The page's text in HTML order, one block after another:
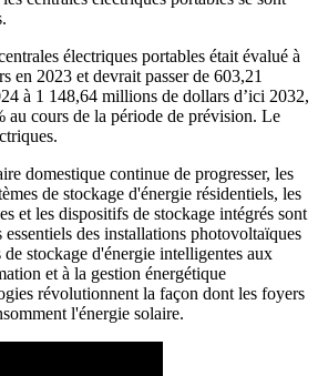
électriques portables était évalué à
en 2023 et devrait passer de 603,21
à 1 148,64 millions de dollars d’ici 2032,
cours de la période de prévision. Le
domestique continue de progresser, les
de stockage d'énergie résidentiels, les
et les dispositifs de stockage intégrés sont
essentiels des installations photovoltaïques
stockage d'énergie intelligentes aux
et à la gestion énergétique
révolutionnent la façon dont les foyers
l'énergie solaire.